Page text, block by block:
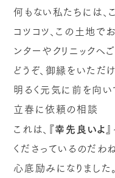
何もない私たちには、
コツコツ、この土地で
ンターやクリニックへ
どうぞ、御縁をいただ
明るく元気に前を向い
立春に依頼の相談
これは、 『幸先良いよ』
くださっているのだわ
心底励みになりました。